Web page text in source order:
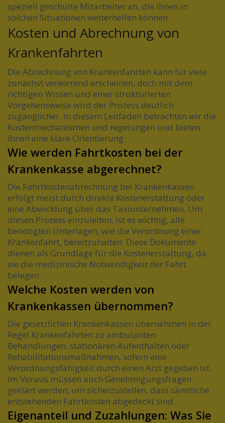
speziell geschulte Mitarbeiter an, die Ihnen in
solchen Situationen weiterhelfen können.
Kosten und Abrechnung von
Krankenfahrten
Die Abrechnung von Krankenfahrten kann für viele
zunächst verwirrend erscheinen, doch mit dem
richtigen Wissen und einer strukturierten
Vorgehensweise wird der Prozess deutlich
zugänglicher. In diesem Leitfaden betrachten wir die
Kostenmechanismen und regelungen und bieten
Ihnen eine klare Orientierung.
Wie werden Fahrtkosten bei der
Krankenkasse abgerechnet?
Die Fahrtkostenabrechnung bei Krankenkassen
erfolgt meist durch direkte Kostenerstattung oder
eine Abwicklung über das Taxiunternehmen. Um
diesen Prozess einzuleiten, ist es wichtig, alle
benötigten Unterlagen, wie die Verordnung einer
Krankenfahrt, bereitzuhalten. Diese Dokumente
dienen als Grundlage für die Kostenerstattung, da
sie die medizinische Notwendigkeit der Fahrt
belegen.
Welche Kosten werden von
Krankenkassen übernommen?
Die gesetzlichen Krankenkassen übernehmen in der
Regel Krankenfahrten zu ambulanten
Behandlungen, stationären Aufenthalten oder
Rehabilitationsmaßnahmen, sofern eine
Verordnungsfähigkeit durch einen Arzt gegeben ist.
Im Voraus müssen auch Genehmigungsfragen
geklärt werden, um sicherzustellen, dass sämtliche
entstehenden Fahrtkosten abgedeckt sind.
Eigenanteil und Zuzahlungen: Was Sie